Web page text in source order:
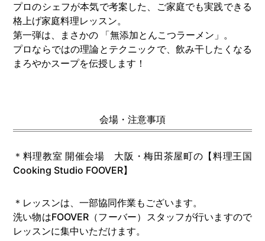
プロのシェフが本気で考案した、ご家庭でも実践できる
格上げ家庭料理レッスン。
第一弾は、まさかの 「無添加とんこつラーメン」。
プロならではの理論とテクニックで、飲み干したくなる
まろやかスープを伝授します！
会場・注意事項
＊料理教室 開催会場 大阪・梅田茶屋町の【料理王国
Cooking Studio FOOVER】
＊レッスンは、一部協同作業もございます。
洗い物はFOOVER（フーバー）スタッフが行いますので
レッスンに集中いただけます。